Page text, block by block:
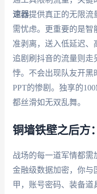
速器提供真正的无限流
需忧虑。更重要的是
准剥离，送入低延迟、
追剧刷抖音的流量则
悖。不会出现队友开黑
PPT的惨剧。独享的
都丝滑如无双乱舞。
铜墙铁壁之后方
战场的每一道军情都需
金融级数据加密，你与
甲，账号密码、装备道